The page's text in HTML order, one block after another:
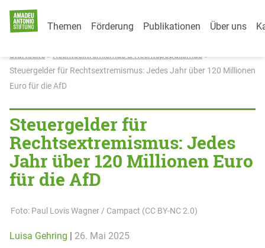
Weiter zum InhaltCategory Menu
Themen Förderung Publikationen Über uns
Startseite» Rechtsextremismus & Rechtspopulismus»
Steuergelder für Rechtsextremismus: Jedes Jahr über 120 Millionen
Euro für die AfD
Steuergelder für
Rechtsextremismus: Jedes
Jahr über 120 Millionen Euro
für die AfD
Foto: Paul Lovis Wagner / Campact (CC BY-NC 2.0)
Luisa Gehring | 26. Mai 2025